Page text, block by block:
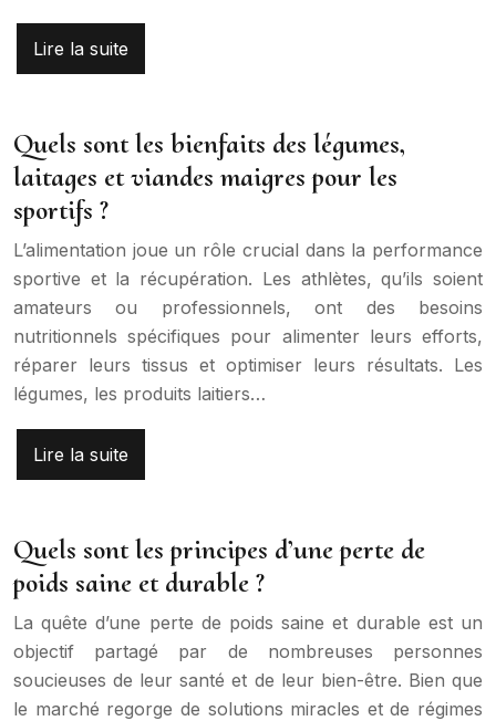
Lire la suite
Quels sont les bienfaits des légumes,
laitages et viandes maigres pour les
sportifs ?
L’alimentation joue un rôle crucial dans la performance
sportive et la récupération. Les athlètes, qu’ils soient
amateurs ou professionnels, ont des besoins
nutritionnels spécifiques pour alimenter leurs efforts,
réparer leurs tissus et optimiser leurs résultats. Les
légumes, les produits laitiers…
Lire la suite
Quels sont les principes d’une perte de
poids saine et durable ?
La quête d’une perte de poids saine et durable est un
objectif partagé par de nombreuses personnes
soucieuses de leur santé et de leur bien-être. Bien que
le marché regorge de solutions miracles et de régimes